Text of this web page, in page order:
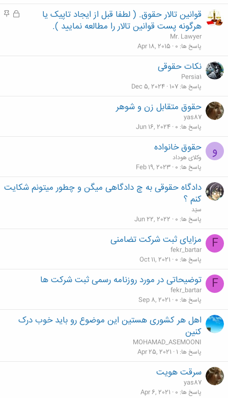
ق
م
قوانین تالار حقوق. ( لطفا قبل از ایجاد تاپیک یا
هرگونه پست قوانین تالار را مطالعه نمایید ).
Mr. Lawyer
پاسخ ها 0
Apr 18, 2015
نکات حقوقی
Persia1
پاسخ ها 107
Dec 5, 2024
حقوق متقابل زن و شوهر
yas87
پاسخ ها 0
Jun 16, 2024
و حقوق خانواده
وکلای هوداد
پاسخ ها 0
Feb 19, 2023
دادگاه حقوقی به چ دادگاهی میگن و چطور میتونم شکایت
کنم ؟
سیّد
پاسخ ها 0
Jun 22, 2022
F مزایای ثبت شرکت تضامنی
fekr_bartar
پاسخ ها 0
Oct 11, 2021
F توضیحاتی در مورد روزنامه رسمی ثبت شرکت ها
fekr_bartar
پاسخ ها 0
Sep 8, 2021
اهل هر کشوری هستین این موضوع رو باید خوب درک
کنین
MOHAMAD_ASEMOONI
پاسخ ها 1
Apr 25, 2021
سرقت هویت
yas87
پاسخ ها 0
Apr 6, 2021